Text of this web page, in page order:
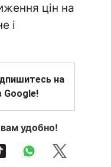
цін на
і
на
Google!
удобно!